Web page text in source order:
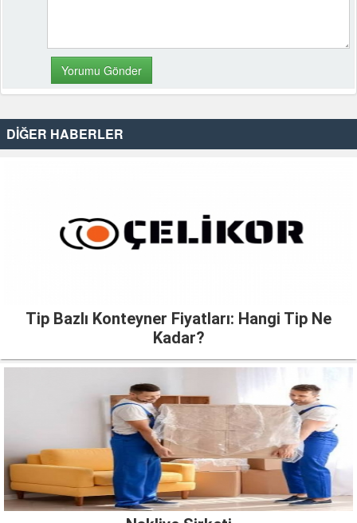
DİĞER HABERLER
Tip Bazlı Konteyner Fiyatları: Hangi Tip Ne
Kadar?